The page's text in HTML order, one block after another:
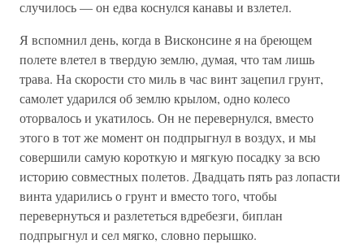
случилось — он едва коснулся канавы и взлетел.
Я вспомнил день, когда в Висконсине я на бреющем
полете влетел в твердую землю, думая, что там лишь
трава. На скорости сто миль в час винт зацепил грунт,
самолет ударился об землю крылом, одно колесо
оторвалось и укатилось. Он не перевернулся, вместо
этого в тот же момент он подпрыгнул в воздух, и мы
совершили самую короткую и мягкую посадку за всю
историю совместных полетов. Двадцать пять раз лопасти
винта ударились о грунт и вместо того, чтобы
перевернуться и разлететься вдребезги, биплан
подпрыгнул и сел мягко, словно перышко.